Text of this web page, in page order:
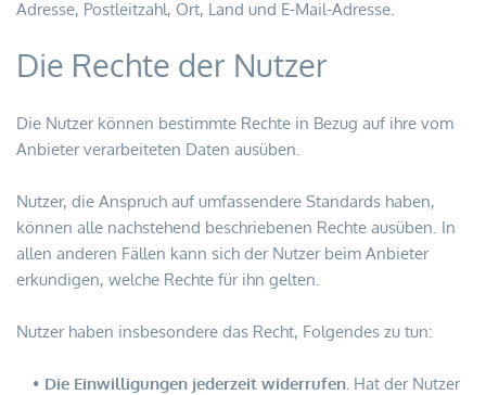
Adresse, Postleitzahl, Ort, Land und E-Mail-Adresse.
Die Rechte der Nutzer
Die Nutzer können bestimmte Rechte in Bezug auf ihre vom
Anbieter verarbeiteten Daten ausüben.
Nutzer, die Anspruch auf umfassendere Standards haben,
können alle nachstehend beschriebenen Rechte ausüben. In
allen anderen Fällen kann sich der Nutzer beim Anbieter
erkundigen, welche Rechte für ihn gelten.
Nutzer haben insbesondere das Recht, Folgendes zu tun:
Die Einwilligungen jederzeit widerrufen. Hat der Nutzer